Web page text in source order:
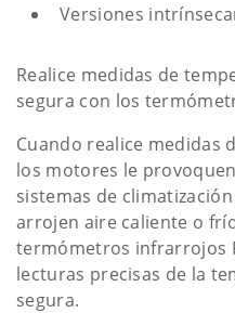
Versiones
Realice medidas de
segura con los
Cuando realice medidas
los motores le
sistemas de
arrojen aire caliente o
termómetros infrarrojos
lecturas precisas de la
segura.